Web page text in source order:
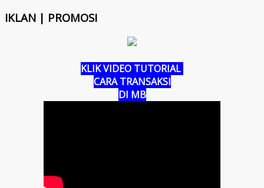
IKLAN | PROMOSI
KLIK VIDEO TUTORIAL
CARA TRANSAKSI
DI MB